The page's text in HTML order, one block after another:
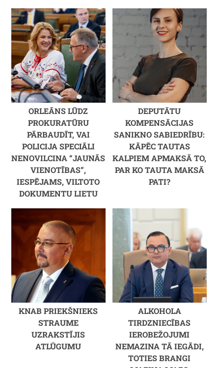
ORLEĀNS LŪDZ
PROKURATŪRU
PĀRBAUDĪT, VAI
POLICIJA SPECIĀLI
NENOVILCINA “JAUNĀS
VIENOTĪBAS”,
IESPĒJAMS, VILTOTO
DOKUMENTU LIETU
DEPUTĀTU
KOMPENSĀCIJAS
SANIKNO SABIEDRĪBU:
KĀPĒC TAUTAS
KALPIEM APMAKSĀ TO,
PAR KO TAUTA MAKSĀ
PATI?
KNAB PRIEKŠNIEKS
STRAUME
UZRAKSTĪJIS
ATLŪGUMU
ALKOHOLA
TIRDZNIECĪBAS
IEROBEŽOJUMI
NEMAZINA TĀ IEGĀDI,
TOTIES BRANGI